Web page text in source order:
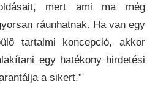
mert ami ma még
ráunhatnak. Ha van egy
tartalmi koncepció, akkor
egy hatékony hirdetési
a sikert.”